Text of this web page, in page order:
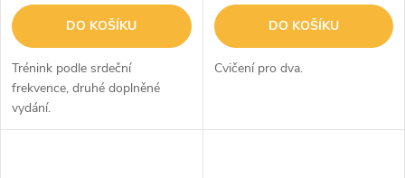
DO KOŠÍKU
Trénink podle srdeční
frekvence, druhé doplněné
vydání.
DO KOŠÍKU
Cvičení pro dva.